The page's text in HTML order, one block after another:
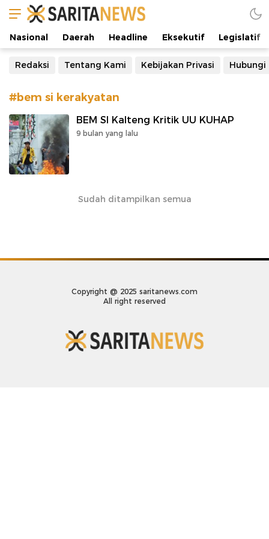
Manifestasi Arus Kebenaran
Nasional Daerah Headline Eksekutif Legislatif
Redaksi Tentang Kami Kebijakan Privasi Hubungi
#bem si kerakyatan
BEM SI Kalteng Kritik UU KUHAP
9 bulan yang lalu
Sudah ditampilkan semua
Copyright @ 2025 saritanews.com
All right reserved